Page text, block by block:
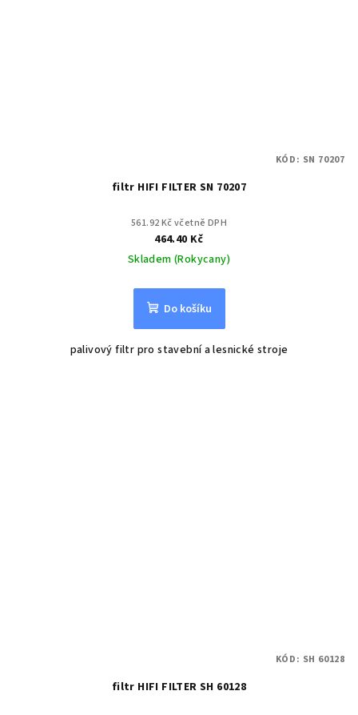
filtr HIFI FILTER SN 70207
561.92 Kč včetně DPH
464.40 Kč
Skladem (Rokycany)
Do košíku
palivový filtr pro stavební a lesnické stroje
KÓD: SN 70207
filtr HIFI FILTER SH 60128
KÓD: SH 60128